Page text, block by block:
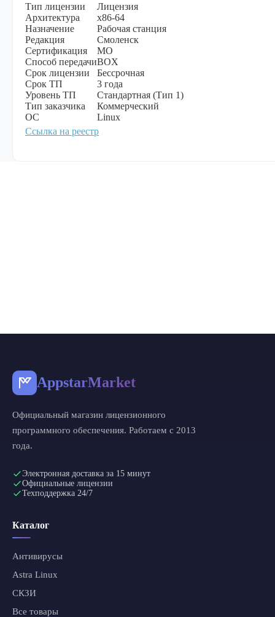
Тип лицензии
Лицензия
Архитектура
х86-64
Назначение
Рабочая станция
Редакция
Смоленск
Сертификация
МО
Способ передачиBOX
Срок лицензии
Бессрочная
Срок ТП
3 года
Уровень ТП
Стандартная (Тип 1)
Тип заказчика
Коммерческий
ОС
Linux
Ссылка на реестр
AppstarMarket
Официальный магазин лицензионного
программного обеспечения. Работаем с 2013
года.
Электронная доставка за 15 минут
Официальные лицензии
Техподдержка 24/7
Каталог
Антивирусы
Astra Linux
СКЗИ
Все товары